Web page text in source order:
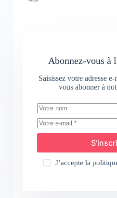
Abonnez-vous à
Saisissez votre adresse
vous abonner à
J’accepte la